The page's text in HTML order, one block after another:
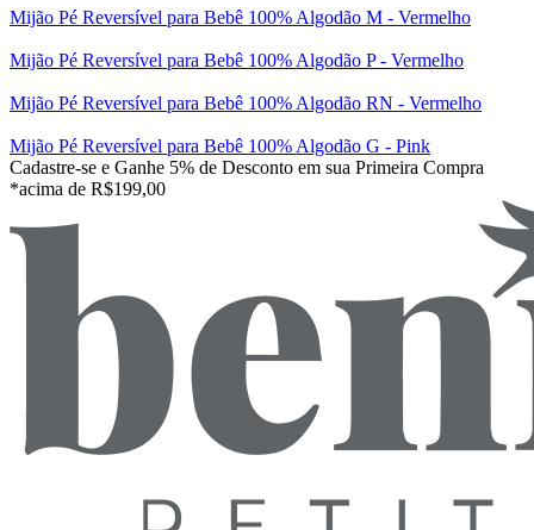
Mijão Pé Reversível para Bebê 100% Algodão M - Vermelho
Mijão Pé Reversível para Bebê 100% Algodão P - Vermelho
Mijão Pé Reversível para Bebê 100% Algodão RN - Vermelho
Mijão Pé Reversível para Bebê 100% Algodão G - Pink
Cadastre-se e Ganhe 5% de Desconto em sua Primeira Compra
*acima de R$199,00